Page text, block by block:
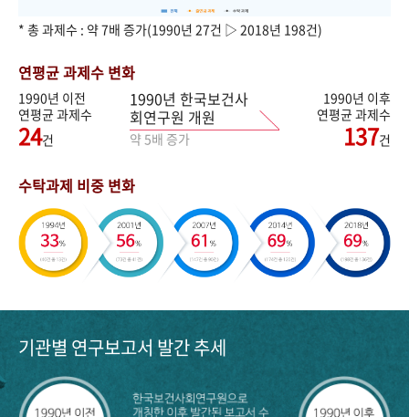
* 총 과제수 : 약 7배 증가(1990년 27건 ▷ 2018년 198건)
연평균 과제수 변화
1990년 이전
연평균 과제수
24건
1990년 한국보건사
회연구원 개원
약 5배 증가
1990년 이후
연평균 과제수
137건
수탁과제 비중 변화
기관별 연구보고서 발간 추세